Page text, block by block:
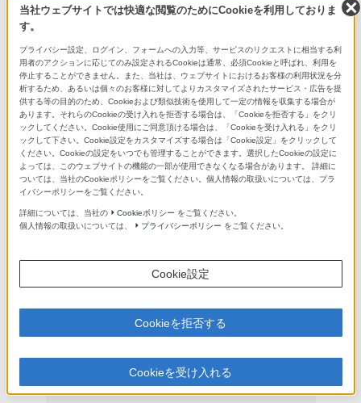
FE 24mm F1.4 GM
商品特長
FE 24mm F1.4 GM
XDリニアモーター説明
当社ウェブサイトでは快適な閲覧のためにCookieを利用しておりま
す。
プライバシー設定、ログイン、フォームへの入力等、サービスのリクエストに相当する利
用者のアクションに応じてのみ設定されるCookieは通常、必須Cookieと呼ばれ、利用を
停止することができません。また、当社は、ウェブサイトにおけるお客様の利用状況を分
析するため、あるいは個々のお客様に対してよりカスタマイズされたサービス・広告を提
供する等の目的のため、Cookieおよび類似技術を使用して一定の情報を収集する場合が
あります。それらのCookieの受け入れを拒否する場合は、「Cookieを拒否する」をクリ
ックしてください。Cookie使用にご同意頂ける場合は、「Cookieを受け入れる」をクリ
ックして下さい。Cookie設定をカスタマイズする場合は「Cookie設定」をクリックして
ください。Cookieの設定をいつでも管理することができます。選択したCookieの設定に
よっては、このウェブサイトの機能の一部が使用できなくなる場合があります。 詳細に
ついては、当社のCookieポリシーをご覧ください。個人情報の取扱いについては、プラ
イバシーポリシーをご覧ください。
詳細については、当社の Cookieポリシー をご覧ください。
個人情報の取扱いについては、
プライバシーポリシー をご覧ください。
Cookie設定
Cookieを拒否する
Cookieを受け入れる